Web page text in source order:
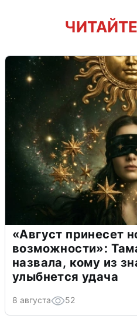
«Август принесет
возможности»:
назвала, кому из
улыбнется удача
8 августа 52